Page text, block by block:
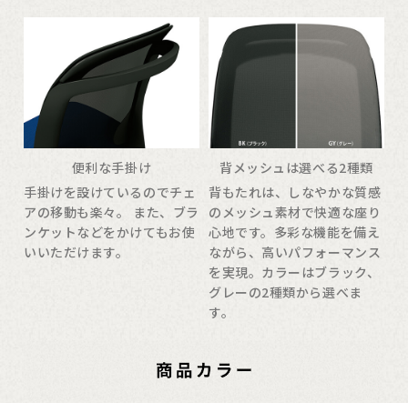
便利な手掛け
手掛けを設けているのでチェ
アの移動も楽々。 また、ブラ
ンケットなどをかけてもお使
いいただけます。
背メッシュは選べる2種類
背もたれは、しなやかな質感
のメッシュ素材で快適な座り
心地です。多彩な機能を備え
ながら、高いパフォーマンス
を実現。カラーはブラック、
グレーの2種類から選べま
す。